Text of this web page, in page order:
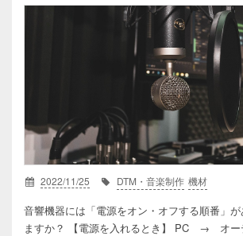
2022/11/25 DTM・音楽制作 機材
音響機器には「電源をオン・オフする順番」
ますか？ 【電源を入れるとき】 PC → オ